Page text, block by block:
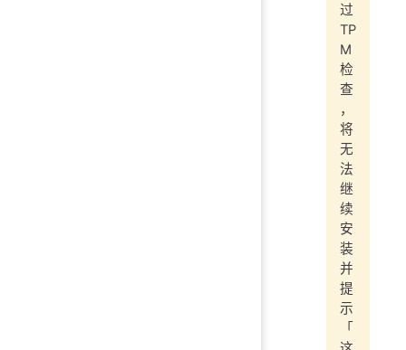
过
TP
M
检
查
，
将
无
法
继
续
安
装
并
提
示
「